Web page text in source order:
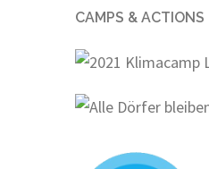
CAMPS & ACTIONS